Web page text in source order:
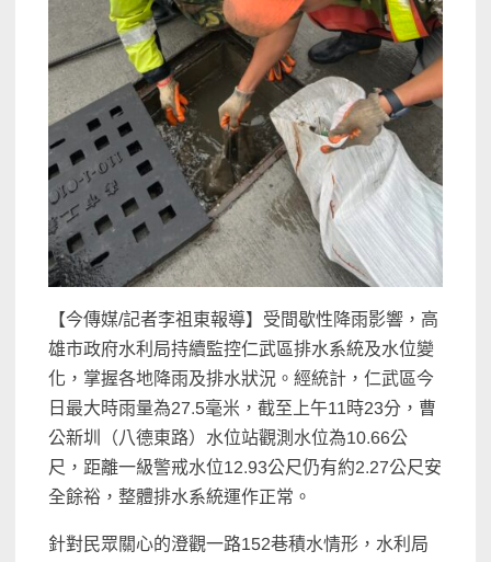
【今傳媒/記者李祖東報導】受間歇性降雨影響，高
雄市政府水利局持續監控仁武區排水系統及水位變
化，掌握各地降雨及排水狀況。經統計，仁武區今
日最大時雨量為27.5毫米，截至上午11時23分，曹
公新圳（八德東路）水位站觀測水位為10.66公
尺，距離一級警戒水位12.93公尺仍有約2.27公尺安
全餘裕，整體排水系統運作正常。
針對民眾關心的澄觀一路152巷積水情形，水利局